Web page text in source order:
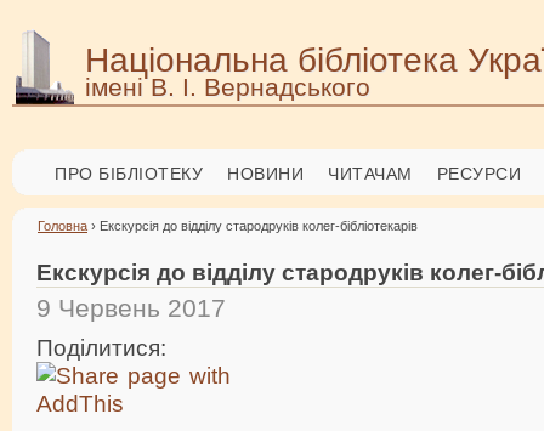
Національна бібліотека
імені В. І. Вернадського
ПРО БІБЛІОТЕКУ НОВИНИ ЧИТАЧАМ РЕСУРСИ
Головна › Екскурсія до відділу стародруків колег-бібліотекарів
Екскурсія до відділу стародруків колег-
9 Червень 2017
Поділитися: